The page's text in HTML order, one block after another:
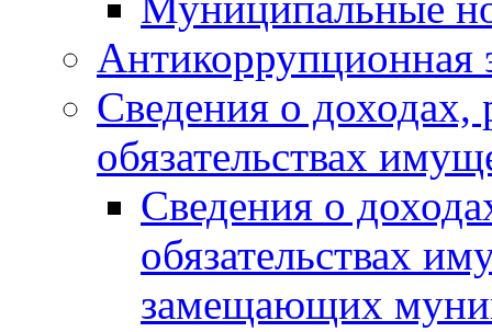
Антикоррупционная
Сведения о доходах,
обязательствах
Сведения о
обязательствах
замещающих